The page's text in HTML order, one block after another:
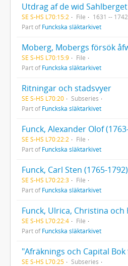
SE S-HS L70:15:2 File
1631 -- 1742
Part ofFunckska släktarkivet
SE S-HS L70:15:9
File
Part ofFunckska släktarkivet
Ritningar och stadsvyer
SE S-HS L70:20
Subseries
Part ofFunckska släktarkivet
SE S-HS L70:22:2
File
Part ofFunckska släktarkivet
SE S-HS L70:22:3
File
Part ofFunckska släktarkivet
SE S-HS L70:22:4
File
Part ofFunckska släktarkivet
SE S-HS L70:25
Subseries